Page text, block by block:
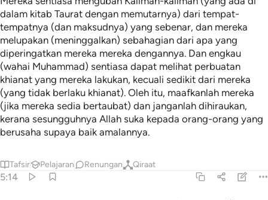
dalam kitab Taurat dengan memutarnya) dari tempat-
tempatnya (dan maksudnya) yang sebenar, dan mereka
melupakan (meninggalkan) sebahagian dari apa yang
diperingatkan mereka mereka dengannya. Dan engkau
(wahai Muhammad) sentiasa dapat melihat perbuatan
khianat yang mereka lakukan, kecuali sedikit dari mereka
(yang tidak berlaku khianat). Oleh itu, maafkanlah mereka
(jika mereka sedia bertaubat) dan janganlah dihiraukan,
kerana sesungguhnya Allah suka kepada orang-orang yang
berusaha supaya baik amalannya.
Tafsir Pelajaran Renungan Qiraat
5:14